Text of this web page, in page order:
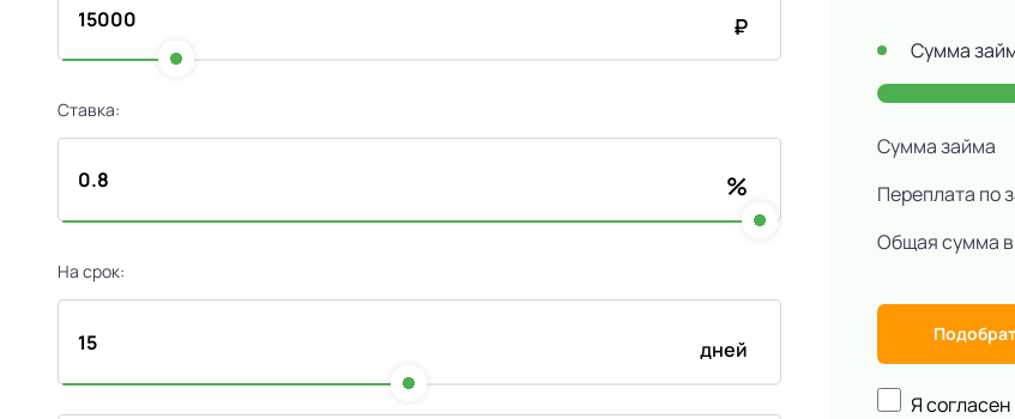
₽
Ставка:
%
На срок:
дней
Сумма
Сумма займа
Переплата по
Общая сумма
Я